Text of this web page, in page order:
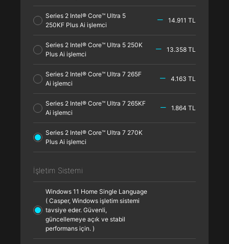
Series 2 Intel® Core™ Ultra 5
250KF Plus Ai işlemci
14.911 TL
Series 2 Intel® Core™ Ultra 5 250K
Plus Ai işlemci
13.358 TL
Series 2 Intel® Core™ Ultra 7 265F
Ai işlemci
4.163 TL
Series 2 Intel® Core™ Ultra 7 265KF
Ai işlemci
1.864 TL
Series 2 Intel® Core™ Ultra 7 270K
Plus Ai işlemci
İşletim Sistemi
Windows 11 Home Single Language
( Casper, Windows işletim sistemi
tavsiye eder. Güvenli,
güncellemeye açık ve stabil
performans için. )